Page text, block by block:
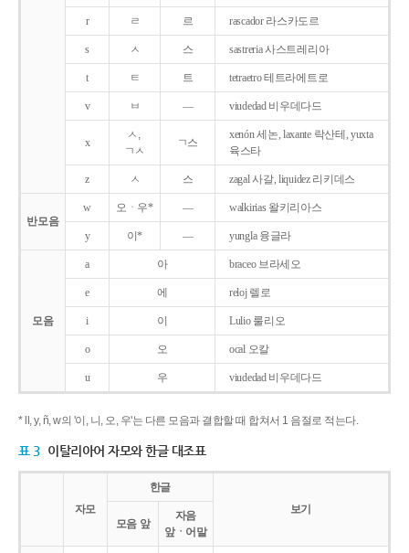
r ㄹ 르 rascador 라스카도르
s ㅅ 스 sastreria 사스트레리아
t ㅌ 트 tetraetro 테트라에트로
v ㅂ ― viudedad 비우데다드
x
ㅅ,
ㄱㅅ
ㄱ스
xenón 세논, laxante 락산테, yuxta
육스타
z ㅅ 스 zagal 사갈, liquidez 리키데스
반모음
w 오ㆍ우* ― walkirias 왈키리아스
y 이* ― yungla 융글라
모음
a 아 braceo 브라세오
e 에 reloj 렐로
i 이 Lulio 룰리오
o 오 ocal 오칼
u 우 viudedad 비우데다드
* ll, y, ñ, w의 '이, 니, 오, 우'는 다른 모음과 결합할 때 합쳐서 1 음절로 적는다.
표 3 이탈리아어 자모와 한글 대조표
자모
한글
보기
모음 앞
자음
앞ㆍ어말